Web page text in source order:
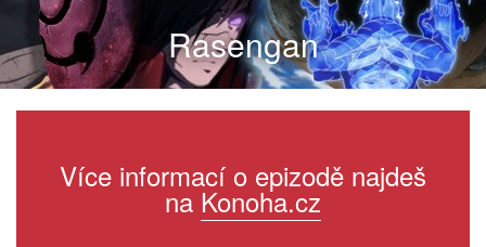
Rasengan
Více informací o epizodě najdeš
na Konoha.cz